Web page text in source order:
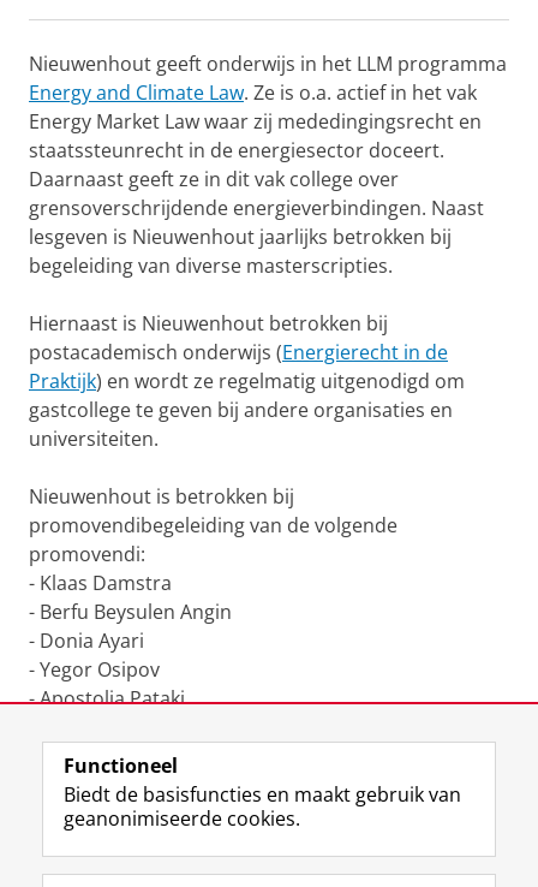
k
d
I
n
I
e
r
c
h
P
o
r
t
a
l
Nieuwenhout geeft onderwijs in het LLM programma
Energy and Climate Law. Ze is o.a. actief in het vak
Energy Market Law waar zij mededingingsrecht en
staatssteunrecht in de energiesector doceert.
Daarnaast geeft ze in dit vak college over
grensoverschrijdende energieverbindingen. Naast
lesgeven is Nieuwenhout jaarlijks betrokken bij
begeleiding van diverse masterscripties.
Hiernaast is Nieuwenhout betrokken bij
postacademisch onderwijs (Energierecht in de
Praktijk) en wordt ze regelmatig uitgenodigd om
gastcollege te geven bij andere organisaties en
universiteiten.
Nieuwenhout is betrokken bij
promovendibegeleiding van de volgende
promovendi:
- Klaas Damstra
- Berfu Beysulen Angin
- Donia Ayari
- Yegor Osipov
- Apostolia Pataki
Laatst gewijzigd: 30 juli 2025 16:14
Volg de RUG
F
L
R I
Y
Functioneel
Biedt de basisfuncties en maakt gebruik van
geanonimiseerde cookies.